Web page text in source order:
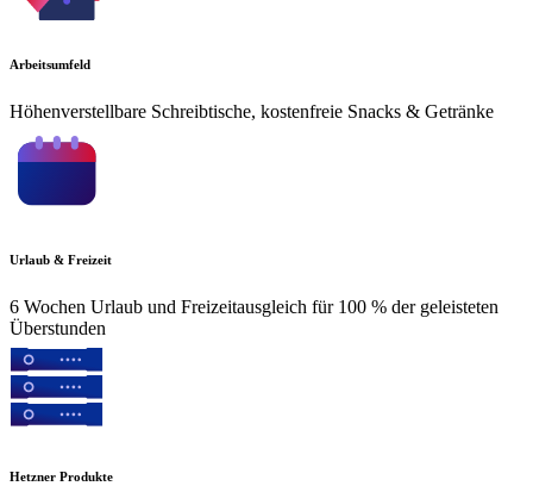
Arbeitsumfeld
Höhenverstellbare Schreibtische, kostenfreie Snacks & Getränke
Urlaub & Freizeit
6 Wochen Urlaub und Freizeitausgleich für 100 % der geleisteten
Überstunden
Hetzner Produkte